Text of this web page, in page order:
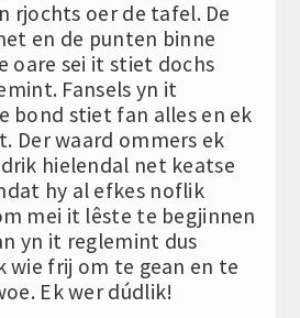
rjochts oer de tafel. De
en de punten binne
oare sei it stiet dochs
Fansels yn it
bond stiet fan alles en ek
Der waard ommers ek
hielendal net keatse
hy al efkes noflik
mei it lêste te begjinnen
yn it reglemint dus
wie frij om te gean en te
Ek wer dúdlik!